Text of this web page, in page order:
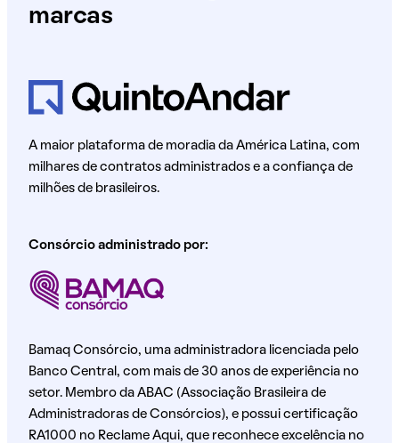
marcas
A maior plataforma de moradia da América Latina, com
milhares de contratos administrados e a confiança de
milhões de brasileiros.
Consórcio administrado por:
Bamaq Consórcio, uma administradora licenciada pelo
Banco Central, com mais de 30 anos de experiência no
setor. Membro da ABAC (Associação Brasileira de
Administradoras de Consórcios), e possui certificação
RA1000 no Reclame Aqui, que reconhece excelência no